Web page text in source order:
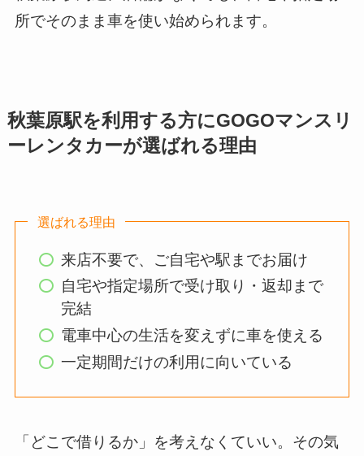
所でそのまま車を使い始められます。
秋葉原駅を利用する方にGOGOマンスリ
ーレンタカーが選ばれる理由
選ばれる理由
来店不要で、ご自宅や駅までお届け
自宅や指定場所で受け取り・返却まで
完結
電車中心の生活を変えずに車を使える
一定期間だけの利用に向いている
「どこで借りるか」を考えなくていい。その気